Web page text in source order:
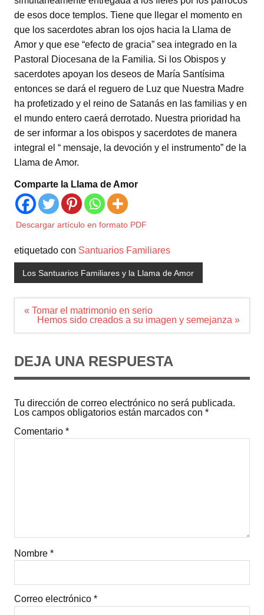
de esos doce templos. Tiene que llegar el momento en
que los sacerdotes abran los ojos hacia la Llama de
Amor y que ese “efecto de gracia” sea integrado en la
Pastoral Diocesana de la Familia. Si los Obispos y
sacerdotes apoyan los deseos de María Santísima
entonces se dará el reguero de Luz que Nuestra Madre
ha profetizado y el reino de Satanás en las familias y en
el mundo entero caerá derrotado. Nuestra prioridad ha
de ser informar a los obispos y sacerdotes de manera
integral el “ mensaje, la devoción y el instrumento” de la
Llama de Amor.
Comparte la Llama de Amor
Descargar artículo en formato PDF
etiquetado con Santuarios Familiares
Los Santuarios Familiares y la Llama de Amor
Navegación
« Tomar el matrimonio en serio
Hemos sido creados a su imagen y semejanza »
DEJA UNA RESPUESTA
Tu dirección de correo electrónico no será publicada.
Los campos obligatorios están marcados con *
Comentario *
Nombre *
Correo electrónico *